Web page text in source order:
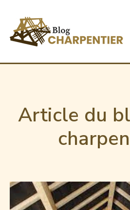
Article du